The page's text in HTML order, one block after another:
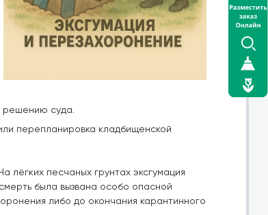
решению суда.
перепланировка кладбищенской
лёгких песчаных грунтах эксгумация
была вызвана особо опасной
либо до окончания карантинного